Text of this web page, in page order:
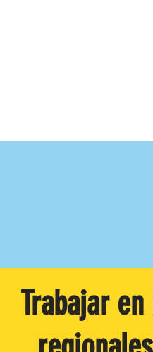
Trabajar